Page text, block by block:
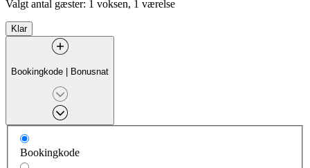
Valgt antal gæster: 1 voksen, 1 værelse
Klar
Bookingkode | Bonusnat
Bookingkode